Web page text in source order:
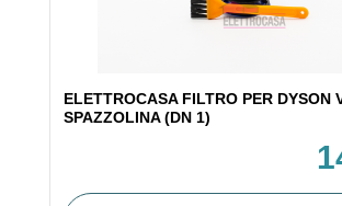
ELETTROCASA FILTRO PER DYSON
SPAZZOLINA (DN 1)